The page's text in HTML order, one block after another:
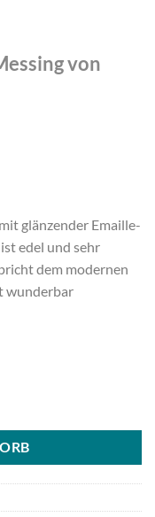
von
glänzender Emaille-
edel und sehr
dem modernen
wunderbar